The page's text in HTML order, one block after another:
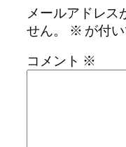
メールアドレス
せん。
※ が付
コメント ※